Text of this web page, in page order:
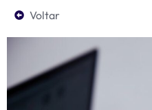
Voltar